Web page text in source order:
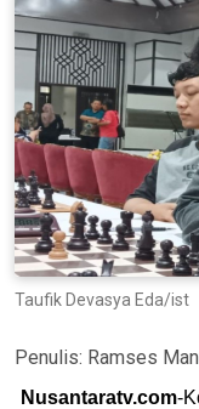
Taufik Devasya Eda/ist
Penulis: Ramses
Nusantaratv.com-